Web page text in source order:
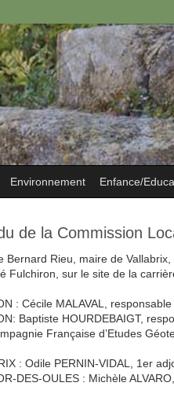
Environnement Enfance/
de la Commission
Bernard Rieu, maire de
Fulchiron, sur le site de la
: Cécile MALAVAL,
Baptiste HOURDEBAIGT,
Française d’Etudes
: Odile PERNIN-VIDAL, 1er
DES-OULES : Michèle